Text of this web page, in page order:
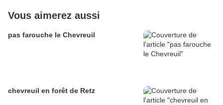
Vous aimerez aussi
pas farouche le Chevreuil
chevreuil en forêt de Retz